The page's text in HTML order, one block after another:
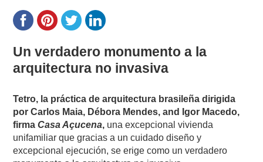
Un verdadero monumento a la
arquitectura no invasiva
Tetro, la práctica de arquitectura brasileña dirigida
por Carlos Maia, Débora Mendes, and Igor Macedo,
firmaCasa Açucena, una excepcional vivienda
unifamiliar que gracias a un cuidado diseño y
excepcional ejecución, se erige como un verdadero